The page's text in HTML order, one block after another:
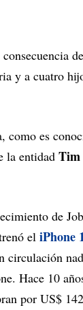
y a cuatro
como es
la entidad Tim
de
el iPhone
circulación
Hace 10
por US$